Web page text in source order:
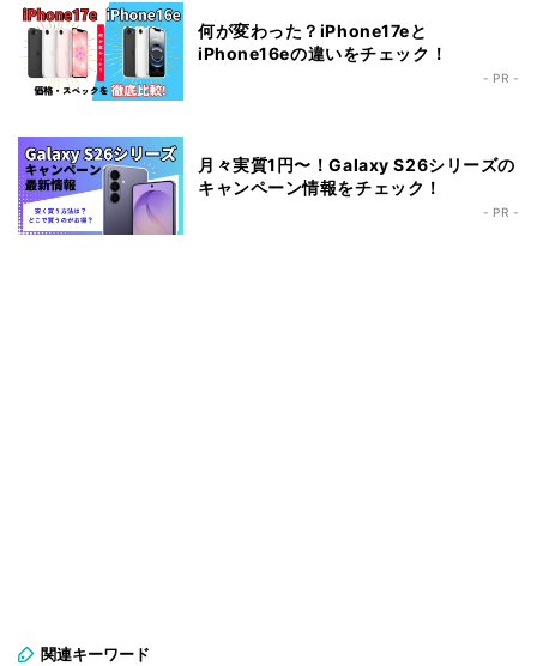
何が変わった？iPhone17eと
iPhone16eの違いをチェック！
- PR -
月々実質1円〜！Galaxy S26シリーズの
キャンペーン情報をチェック！
- PR -
関連キーワード